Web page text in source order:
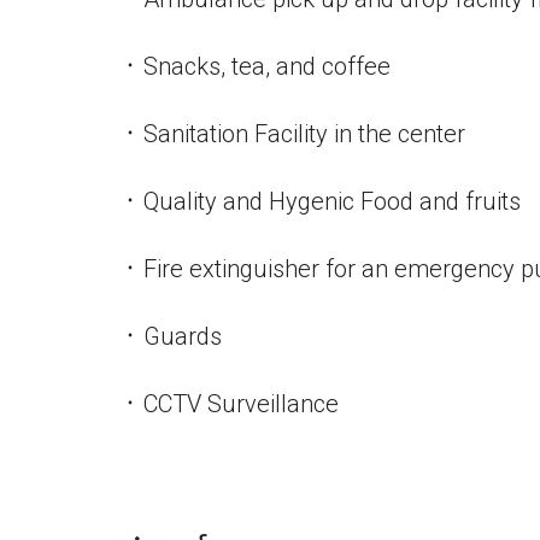
᛫ Snacks, tea, and coffee
᛫ Sanitation Facility in the center
᛫ Quality and Hygenic Food and fruits
᛫ Fire extinguisher for an emergency
᛫ Guards
᛫ CCTV Surveillance